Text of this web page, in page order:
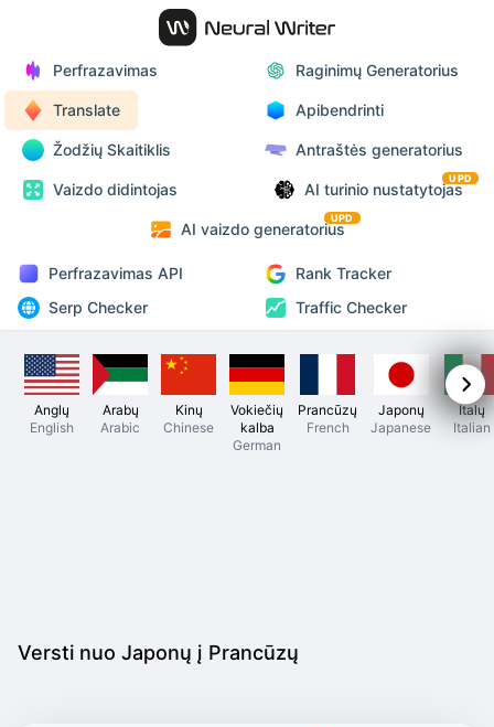
Perfrazavimas Raginimų Generatorius
Translate Apibendrinti
Žodžių Skaitiklis Antraštės generatorius
Vaizdo didintojas AI turinio nustatytojas
UPD
AI vaizdo generatorius
UPD
Perfrazavimas API
Rank Tracker
Serp Checker
Traffic Checker
Anglų
English
Arabų
Arabic
Kinų
Chinese
Vokiečių
kalba
German
Prancūzų
French
Japonų
Japanese
Italų
Italian
Versti nuo Japonų į Prancūzų